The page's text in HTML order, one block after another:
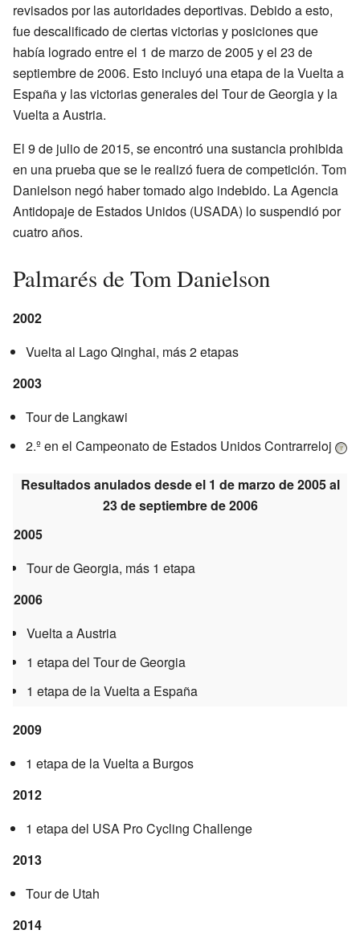
revisados por las autoridades deportivas. Debido a esto,
fue descalificado de ciertas victorias y posiciones que
había logrado entre el 1 de marzo de 2005 y el 23 de
septiembre de 2006. Esto incluyó una etapa de la Vuelta a
España y las victorias generales del Tour de Georgia y la
Vuelta a Austria.
El 9 de julio de 2015, se encontró una sustancia prohibida
en una prueba que se le realizó fuera de competición. Tom
Danielson negó haber tomado algo indebido. La Agencia
Antidopaje de Estados Unidos (USADA) lo suspendió por
cuatro años.
Palmarés de Tom Danielson
2002
Vuelta al Lago Qinghai, más 2 etapas
2003
Tour de Langkawi
2.º en el Campeonato de Estados Unidos Contrarreloj
Resultados anulados desde el 1 de marzo de 2005 al
23 de septiembre de 2006
2005
Tour de Georgia, más 1 etapa
2006
Vuelta a Austria
1 etapa del Tour de Georgia
1 etapa de la Vuelta a España
2009
1 etapa de la Vuelta a Burgos
2012
1 etapa del USA Pro Cycling Challenge
2013
Tour de Utah
2014